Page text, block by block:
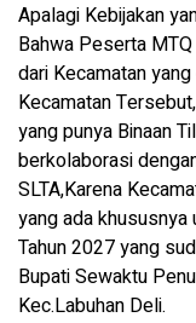
Apalagi Kebijakan
Bahwa Peserta
dari Kecamatan
Kecamatan
yang punya Binaan
berkolaborasi
SLTA,Karena
yang ada
Tahun 2027 yang
Bupati Sewaktu
Kec.Labuhan Deli.